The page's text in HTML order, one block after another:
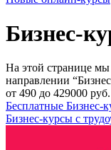
Бизнес-
На этой странице мы
направлении
от 490 до 429000 руб.
Бесплатные Бизнес-
Бизнес-курсы с